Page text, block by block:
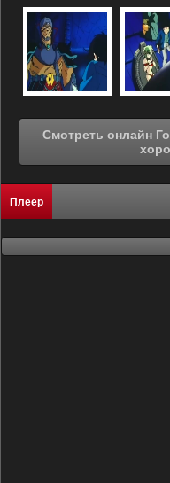
Смотреть онлайн Гости с далёких планет (1986) в
Плеер